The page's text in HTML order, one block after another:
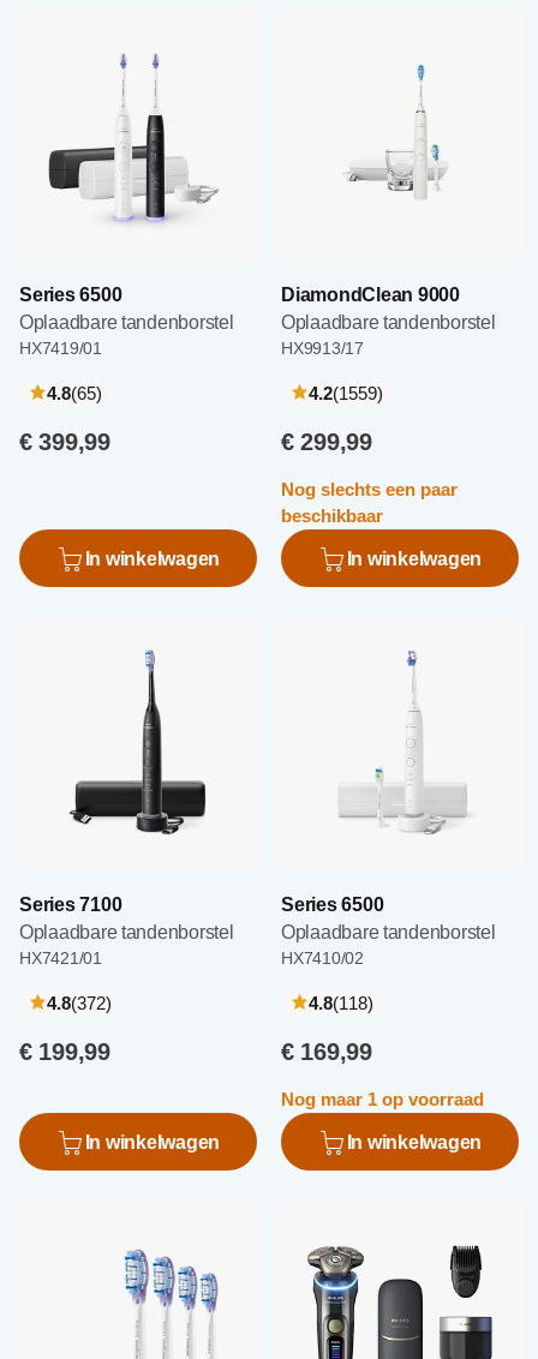
Series 6500
Oplaadbare tandenborstel
HX7419/01
4.8(65recensies
)
€ 399,99
In winkelwagen
DiamondClean 9000
Oplaadbare tandenborstel
HX9913/17
4.2(1559recensies
)
€ 299,99
Nog slechts een paar
beschikbaar
In winkelwagen
Series 7100
Oplaadbare tandenborstel
HX7421/01
4.8(372recensies
)
€ 199,99
In winkelwagen
Series 6500
Oplaadbare tandenborstel
HX7410/02
4.8(118recensies
)
€ 169,99
Nog maar 1 op voorraad
In winkelwagen